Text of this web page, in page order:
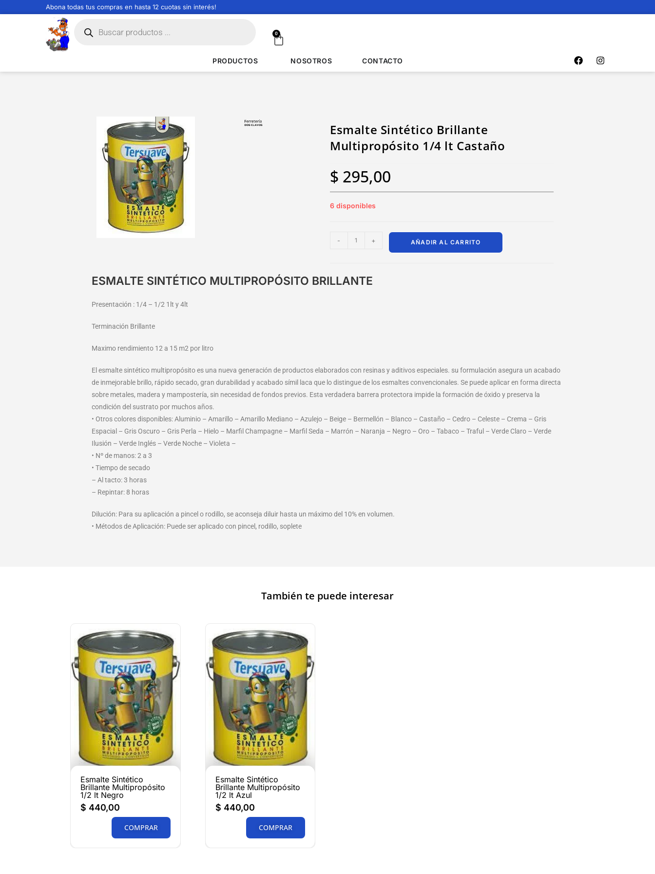
Abona todas tus compras en hasta 12 cuotas sin interés!
0
PRODUCTOS NOSOTROS CONTACTO
Esmalte Sintético Brillante
Multipropósito 1/4 lt Castaño
$ 295,00
6 disponibles
- + AÑADIR AL CARRITO
ESMALTE SINTÉTICO MULTIPROPÓSITO BRILLANTE
Presentación : 1/4 – 1/2 1lt y 4lt
Terminación Brillante
Maximo rendimiento 12 a 15 m2 por litro
El esmalte sintético multipropósito es una nueva generación de productos elaborados con resinas y aditivos especiales. su formulación asegura un acabado
de inmejorable brillo, rápido secado, gran durabilidad y acabado símil laca que lo distingue de los esmaltes convencionales. Se puede aplicar en forma directa
sobre metales, madera y mampostería, sin necesidad de fondos previos. Esta verdadera barrera protectora impide la formación de óxido y preserva la
condición del sustrato por muchos años.
• Otros colores disponibles: Aluminio – Amarillo – Amarillo Mediano – Azulejo – Beige – Bermellón – Blanco – Castaño – Cedro – Celeste – Crema – Gris
Espacial – Gris Oscuro – Gris Perla – Hielo – Marfil Champagne – Marfil Seda – Marrón – Naranja – Negro – Oro – Tabaco – Traful – Verde Claro – Verde
Ilusión – Verde Inglés – Verde Noche – Violeta –
• Nº de manos: 2 a 3
• Tiempo de secado
– Al tacto: 3 horas
– Repintar: 8 horas
Dilución: Para su aplicación a pincel o rodillo, se aconseja diluir hasta un máximo del 10% en volumen.
• Métodos de Aplicación: Puede ser aplicado con pincel, rodillo, soplete
También te puede interesar
Esmalte Sintético
Brillante Multipropósito
1/2 lt Negro
$ 440,00
COMPRAR
Esmalte Sintético
Brillante Multipropósito
1/2 lt Azul
$ 440,00
COMPRAR